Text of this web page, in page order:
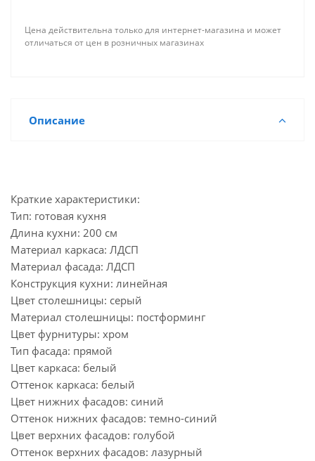
Цена действительна только для интернет-магазина и может
отличаться от цен в розничных магазинах
Описание
Краткие характеристики:
Тип: готовая кухня
Длина кухни: 200 см
Материал каркаса: ЛДСП
Материал фасада: ЛДСП
Конструкция кухни: линейная
Цвет столешницы: серый
Материал столешницы: постформинг
Цвет фурнитуры: хром
Тип фасада: прямой
Цвет каркаса: белый
Оттенок каркаса: белый
Цвет нижних фасадов: синий
Оттенок нижних фасадов: темно-синий
Цвет верхних фасадов: голубой
Оттенок верхних фасадов: лазурный